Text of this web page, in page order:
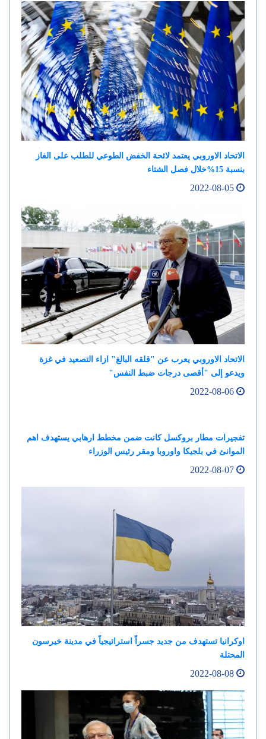
الاتحاد الاوروبي يعتمد لائحة الخفض الطوعي للطلب على الغاز
بنسبة 15%خلال فصل الشتاء
الاتحاد الاوروبي يعرب عن "قلقه البالغ" ازاء التصعيد في غزة
ويدعو إلى "أقصى درجات ضبط النفس"
تفجيرات مطار بروكسل كانت ضمن مخطط ارهابي يستهدف اهم
الموانئ في بلجيكا واوروبا ومقر رئيس الوزراء
اوكرانيا تستهدف من جديد جسراً استراتيجياً في مدينة خيرسون
المحتلة